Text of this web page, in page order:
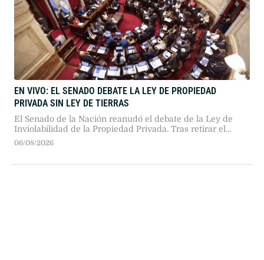
EN VIVO: EL SENADO DEBATE LA LEY DE PROPIEDAD
PRIVADA SIN LEY DE TIERRAS
El Senado de la Nación reanudó el debate de la Ley de
Inviolabilidad de la Propiedad Privada. Tras retirar el
controvertido capítulo sobre la venta de tierras a
06/08/2026